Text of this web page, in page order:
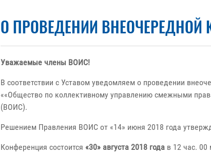
О ПРОВЕДЕНИИ ВНЕОЧЕРЕДНОЙ
Уважаемые члены ВОИС!
В соответствии с Уставом уведомляем о проведении
««Общество по коллективному управлению смежными
(ВОИС).
Решением Правления ВОИС от «14» июня 2018 года
Конференция состоится «30» августа 2018 года в 12 час.